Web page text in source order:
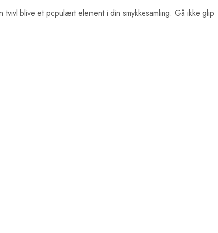
blive et populært element i din smykkesamling. Gå ikke glip